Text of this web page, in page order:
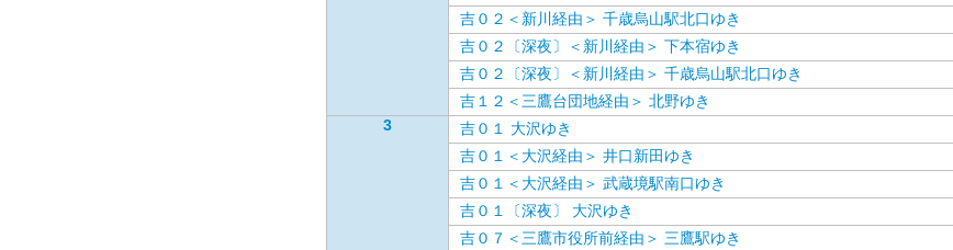
吉０２＜新川経由＞ 千歳烏山駅北口ゆき
吉０２〔深夜〕＜新川経由＞ 下本宿ゆき
吉０２〔深夜〕＜新川経由＞ 千歳烏山駅北口ゆき
吉１２＜三鷹台団地経由＞ 北野ゆき
3
吉０１ 大沢ゆき
吉０１＜大沢経由＞ 井口新田ゆき
吉０１＜大沢経由＞ 武蔵境駅南口ゆき
吉０１〔深夜〕 大沢ゆき
吉０７＜三鷹市役所前経由＞ 三鷹駅ゆき